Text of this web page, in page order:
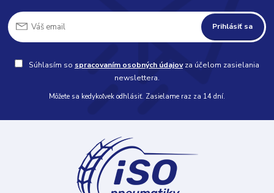
Prihlásiť sa
Súhlasím so spracovaním osobných údajovza účelom zasielania
newslettera.
Môžete sa kedykoľvek odhlásiť. Zasielame raz za 14 dní.